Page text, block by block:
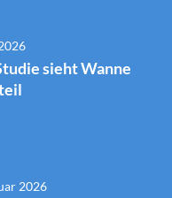
sieht Wanne
2026